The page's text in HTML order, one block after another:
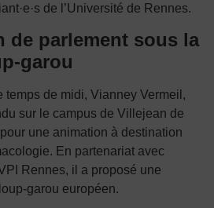
de l’Université de Rennes.
de parlement sous la
garou
temps de midi, Vianney Vermeil,
sur le campus de Villejean de
une animation à destination
En partenariat avec
Rennes, il a proposé une
garou européen.